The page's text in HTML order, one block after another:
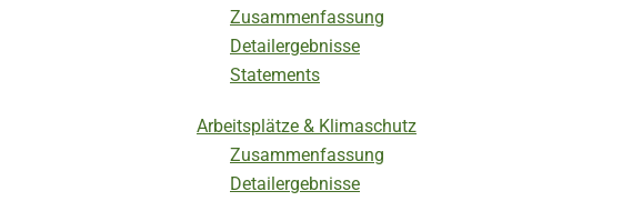
Zusammenfassung
Detailergebnisse
Statements
Arbeitsplätze & Klimaschutz
Zusammenfassung
Detailergebnisse